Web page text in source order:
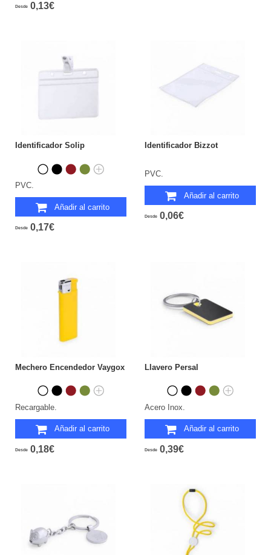
Desde 0,13€
Identificador Solip
PVC.
Añadir al carrito
Desde 0,17€
Identificador Bizzot
PVC.
Añadir al carrito
Desde 0,06€
Mechero Encendedor Vaygox
Recargable.
Añadir al carrito
Desde 0,18€
Llavero Persal
Acero Inox.
Añadir al carrito
Desde 0,39€